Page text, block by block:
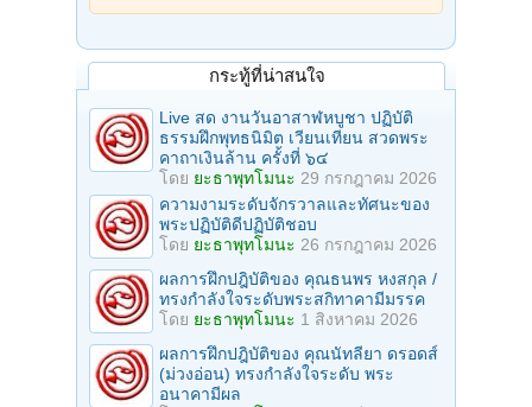
กระทู้ที่น่าสนใจ
Live สด งานวันอาสาฬหบูชา ปฏิบัติ
ธรรมฝึกพุทธนิมิต เวียนเทียน สวดพระ
คาถาเงินล้าน ครั้งที่ ๖๔
โดย ยะธาพุทโมนะ 29 กรกฎาคม 2026
ความงามระดับจักรวาลและทัศนะของ
พระปฏิบัติดีปฏิบัติชอบ
โดย ยะธาพุทโมนะ 26 กรกฎาคม 2026
ผลการฝึกปฎิบัติของ คุณธนพร หงสกุล /
ทรงกำลังใจระดับพระสกิทาคามีมรรค
โดย ยะธาพุทโมนะ 1 สิงหาคม 2026
ผลการฝึกปฎิบัติของ คุณนัทลียา ดรอดส์
(ม่วงอ่อน) ทรงกำลังใจระดับ พระ
อนาคามีผล